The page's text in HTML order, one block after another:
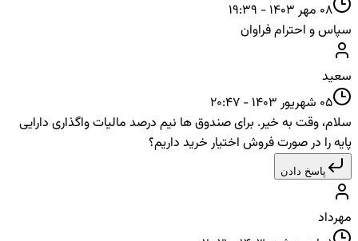
08 مهر 1403 - 19:39
سپاس و احترام فراوان
سعید
05 شهریور 1403 - 20:47
سلام، وقت به خیر. برای صندوق ها نیم درصد مالیات واگذاری دارایی
پایه را در صورت فروش اختیار خرید داریم؟
پاسخ دادن
مهرداد